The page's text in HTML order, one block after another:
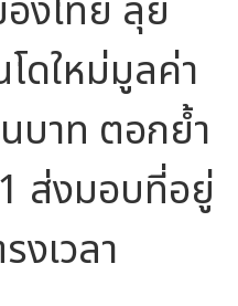
ดใหม่มูลค่า
บาท ตอกย้ำ
ส่งมอบที่อยู่
เวลา